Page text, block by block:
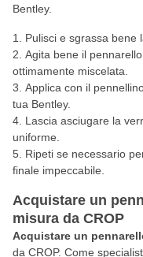
Bentley.
Pulisci e sgrassa bene
Agita bene il
ottimamente miscelata.
Applica con il
tua Bentley.
Lascia asciugare la
uniforme.
Ripeti se necessario
finale impeccabile.
Acquistare un
misura da CROP
Acquistare un
da CROP. Come